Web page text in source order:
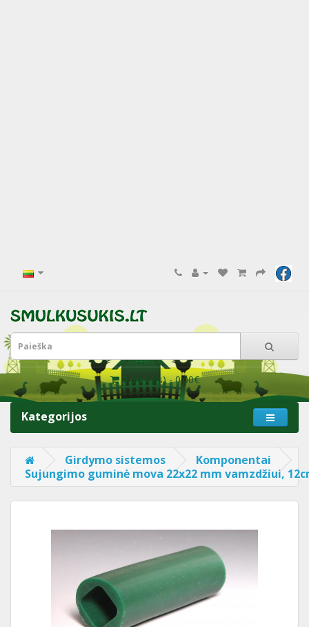
0 prekė(s) - 0.00€
Kategorijos
Girdymo sistemos
Komponentai
Sujungimo guminė mova 22x22 mm vamzdžiui,